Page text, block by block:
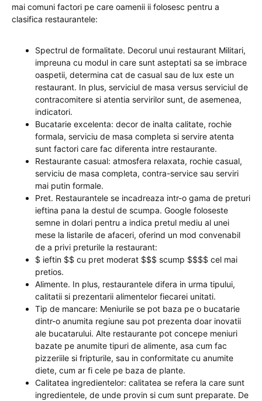
mai comuni factori pe care oamenii ii folosesc pentru a
clasifica restaurantele:
Spectrul de formalitate. Decorul unui restaurant Militari,
impreuna cu modul in care sunt asteptati sa se imbrace
oaspetii, determina cat de casual sau de lux este un
restaurant. In plus, serviciul de masa versus serviciul de
contracomitere si atentia servirilor sunt, de asemenea,
indicatori.
Bucatarie excelenta: decor de inalta calitate, rochie
formala, serviciu de masa completa si servire atenta
sunt factori care fac diferenta intre restaurante.
Restaurante casual: atmosfera relaxata, rochie casual,
serviciu de masa completa, contra-service sau serviri
mai putin formale.
Pret. Restaurantele se incadreaza intr-o gama de preturi
ieftina pana la destul de scumpa. Google foloseste
semne in dolari pentru a indica pretul mediu al unei
mese la listarile de afaceri, oferind un mod convenabil
de a privi preturile la restaurant:
$ ieftin $$ cu pret moderat $$$ scump $$$$ cel mai
pretios.
Alimente. In plus, restaurantele difera in urma tipului,
calitatii si prezentarii alimentelor fiecarei unitati.
Tip de mancare: Meniurile se pot baza pe o bucatarie
dintr-o anumita regiune sau pot prezenta doar inovatii
ale bucatarului. Alte restaurante pot concepe meniuri
bazate pe anumite tipuri de alimente, asa cum fac
pizzeriile si fripturile, sau in conformitate cu anumite
diete, cum ar fi cele pe baza de plante.
Calitatea ingredientelor: calitatea se refera la care sunt
ingredientele, de unde provin si cum sunt preparate. De